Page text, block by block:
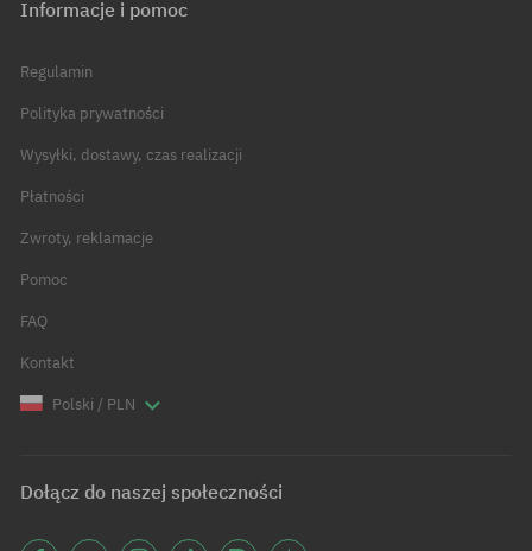
Informacje i pomoc
Regulamin
Polityka prywatności
Wysyłki, dostawy, czas realizacji
Płatności
Zwroty, reklamacje
Pomoc
FAQ
Kontakt
Polski / PLN
Dołącz do naszej społeczności